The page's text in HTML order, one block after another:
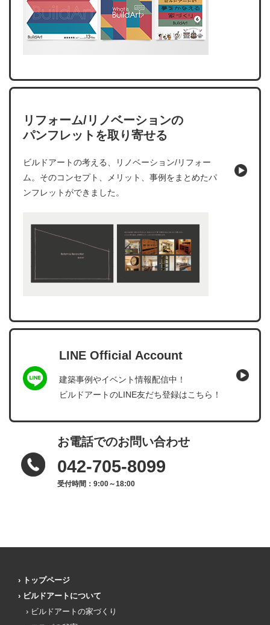
リフォーム/リノベーションの
パンフレットを取り寄せる
ビルドアートの考える、リノベーション/リフォー
ム。そのコンセプト、メリット、事例をまとめたパ
ンフレットができました。
LINE Official Account
建築事例やイベント情報配信中！
ビルドアートのLINE友だち登録はこちら！
お電話でのお問い合わせ
042-705-8099
受付時間：9:00～18:00
トップページ
ビルドアートについて
ビルドアートの家づくり